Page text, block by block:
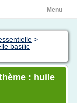
Menu
>
basilic
: huile